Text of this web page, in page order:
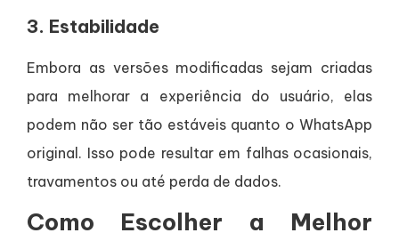
3. Estabilidade
Embora as versões modificadas sejam criadas
para melhorar a experiência do usuário, elas
podem não ser tão estáveis quanto o WhatsApp
original. Isso pode resultar em falhas ocasionais,
travamentos ou até perda de dados.
Como Escolher a Melhor